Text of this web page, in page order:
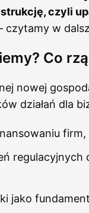
czyli
czytamy w
Co
nowej
działań dla
firm,
jako